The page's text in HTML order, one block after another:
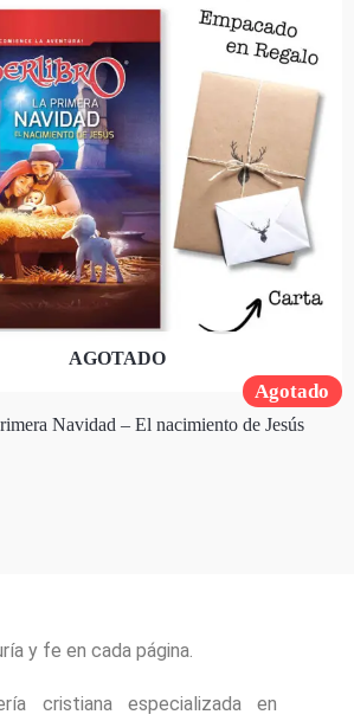
Agotado
AGOTADO
Navidad – El nacimiento de Jesús
y fe en cada página.
cristiana especializada en